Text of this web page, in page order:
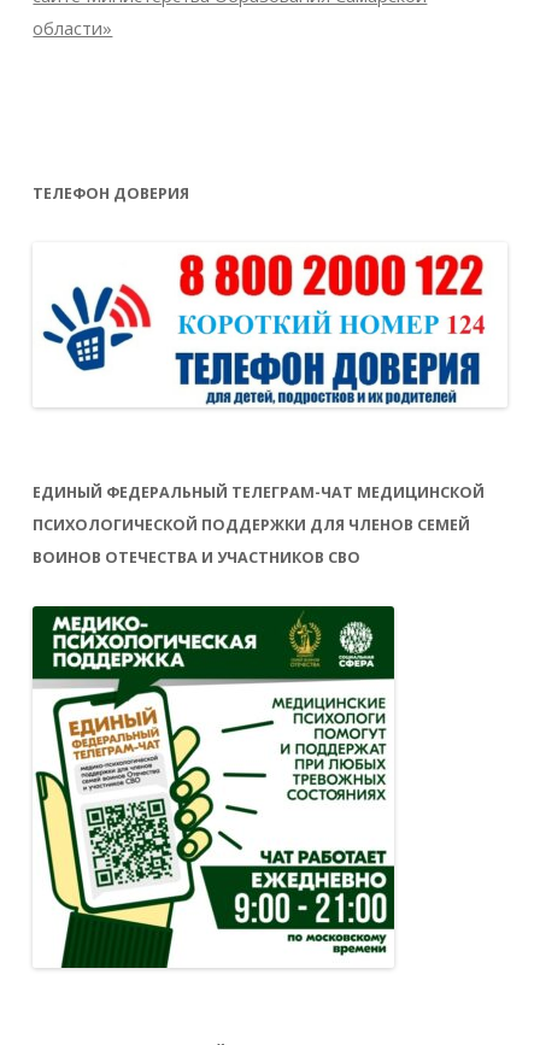
области»
ТЕЛЕФОН ДОВЕРИЯ
ЕДИНЫЙ ФЕДЕРАЛЬНЫЙ ТЕЛЕГРАМ-ЧАТ МЕДИЦИНСКОЙ
ПСИХОЛОГИЧЕСКОЙ ПОДДЕРЖКИ ДЛЯ ЧЛЕНОВ СЕМЕЙ
ВОИНОВ ОТЕЧЕСТВА И УЧАСТНИКОВ СВО